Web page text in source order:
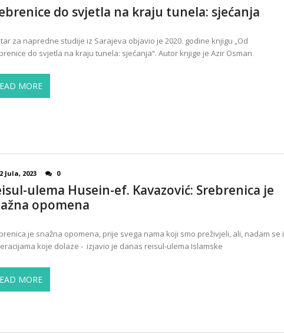
do svjetla na kraju tunela: sjećanja
za napredne studije iz Sarajeva objavio je 2020. godine knjigu „Od
do svjetla na kraju tunela: sjećanja“. Autor knjige je Azir Osman
MORE
Jula, 2023 0
ulema Husein-ef. Kavazović: Srebrenica je
opomena
je snažna opomena, prije svega nama koji smo preživjeli, ali, nadam se i
koje dolaze - izjavio je danas reisul-ulema Islamske
MORE